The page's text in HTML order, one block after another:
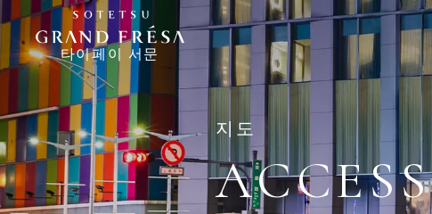
타이페이 서문
지도
ACCESS